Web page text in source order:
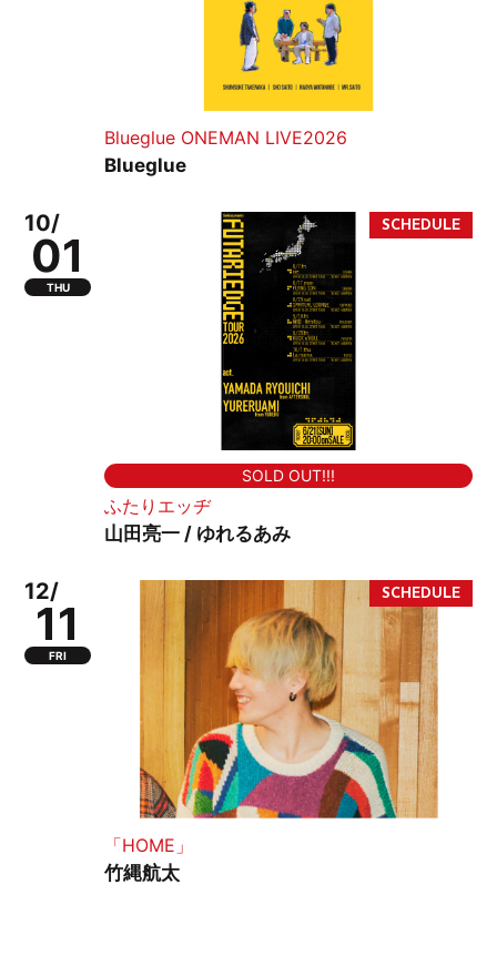
Blueglue ONEMAN LIVE2026
Blueglue
10/
01
THU
SOLD OUT!!!
ふたりエッヂ
山田亮一 / ゆれるあみ
12/
11
FRI
「HOME」
竹縄航太